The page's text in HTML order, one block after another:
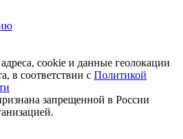
cookie и данные геолокации
в соответствии с Политикой
запрещенной в России